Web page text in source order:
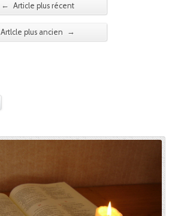
← Article plus récent
Artlcle plus ancien →